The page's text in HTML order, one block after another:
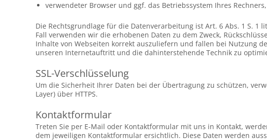
verwendeter Browser und ggf. das Betriebssystem Ihres
Die Rechtsgrundlage für die Datenverarbeitung ist Art. 6 Abs. 1 S. 1
Fall verwenden wir die erhobenen Daten zu dem Zweck,
Inhalte von Webseiten korrekt auszuliefern und fallen bei Nutzung
unseren Internetauftritt und die dahinterstehende Technik zu
SSL-Verschlüsselung
Um die Sicherheit Ihrer Daten bei der Übertragung zu schützen,
Layer) über HTTPS.
Kontaktformular
Treten Sie per E-Mail oder Kontaktformular mit uns in Kontakt,
dem jeweiligen Kontaktformular ersichtlich. Diese Daten werden